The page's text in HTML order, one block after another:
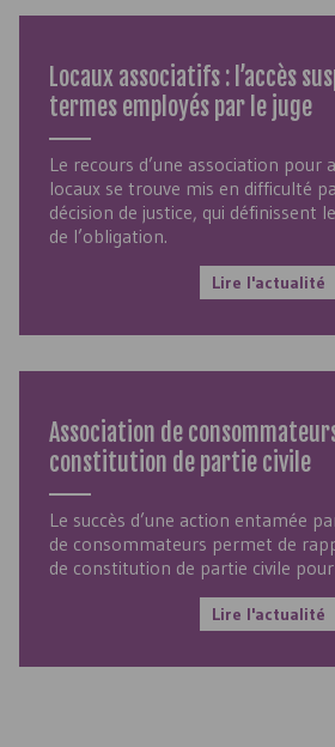
Locaux associatifs : l’accès
termes employés par le juge
Le recours d’une association pour
locaux se trouve mis en difficulté
décision de justice, qui définissent
de l’obligation.
Lire l'actualité
Association de
constitution de partie civile
Le succès d’une action entamée
de consommateurs permet de
de constitution de partie civile
Lire l'actualité